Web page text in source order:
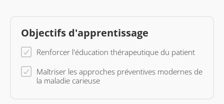
Objectifs d'apprentissage
Renforcer l'éducation thérapeutique du patient
Maîtriser les approches préventives modernes de
la maladie carieuse